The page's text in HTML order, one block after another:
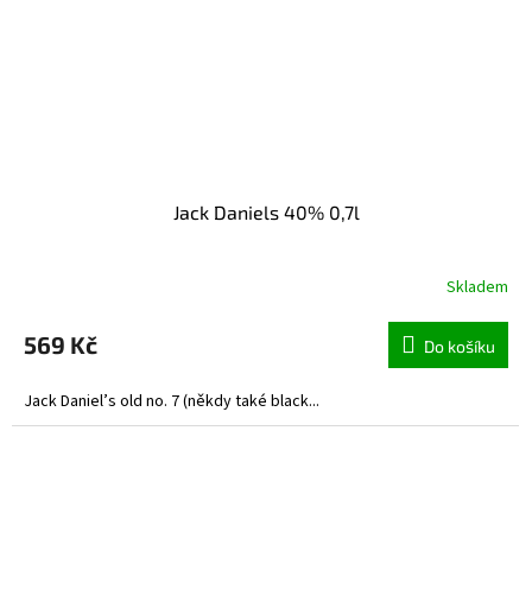
Jack Daniels 40% 0,7l
Skladem
569 Kč Do košíku
Jack Daniel’s old no. 7 (někdy také black...